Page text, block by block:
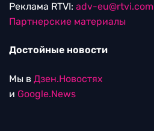
Реклама RTVI: adv-eu@rtvi.com
Партнерские материалы
Достойные новости
Мы в Дзен.Новостях
и Google.News